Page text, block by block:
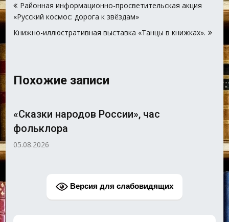
по
записям
Районная информационно-просветительская акция
«Русский космос: дорога к звёздам»
Книжно-иллюстративная выставка «Танцы в книжках».
Похожие записи
«Сказки народов России», час
фольклора
05.08.2026
Версия для слабовидящих